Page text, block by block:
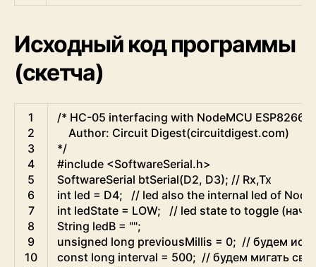
Исходный код программы
(скетча)
Arduino
1
2
3
4
5
6
7
8
9
10
/* HC-05 interfacing with NodeMCU ESP8266
Author: Circuit Digest(circuitdigest.com)
*/
#include <SoftwareSerial.h>
SoftwareSerial btSerial(D2, D3); // Rx,Tx
int led = D4;
// led also the internal led of
int ledState = LOW;
// led state to toggle
String ledB = "";
unsigned long previousMillis = 0; // будем
const long interval = 500; // будем мигать